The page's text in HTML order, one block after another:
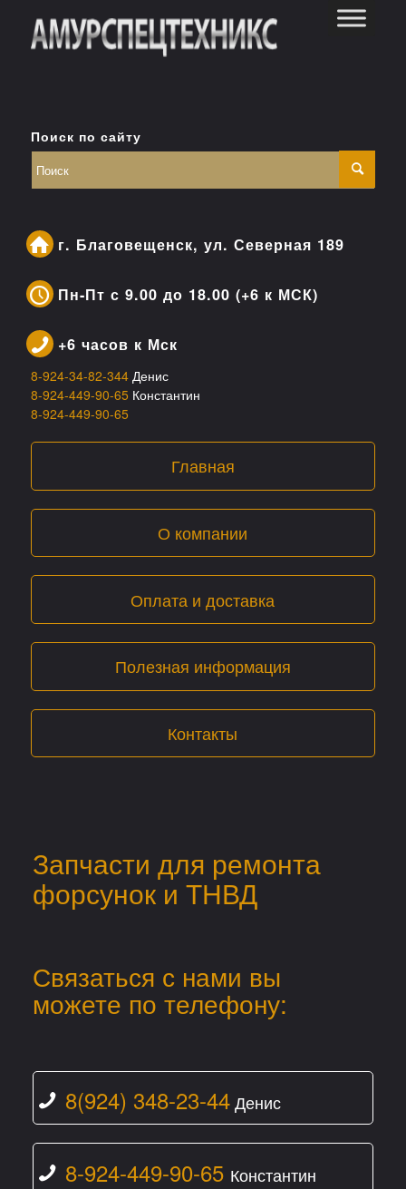
Поиск по сайту
г. Благовещенск, ул. Северная 189
Пн-Пт с 9.00 до 18.00 (+6 к МСК)
+6 часов к Мск
8-924-34-82-344 Денис
8-924-449-90-65 Константин
8-924-449-90-65
Главная
О компании
Оплата и доставка
Полезная информация
Контакты
Запчасти для ремонта
форсунок и ТНВД
Связаться с нами вы
можете по телефону:
8(924) 348-23-44Денис
8-924-449-90-65 Константин